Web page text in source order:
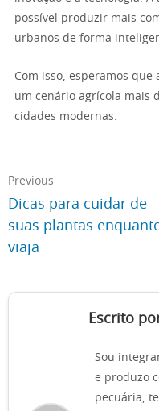
possível produzir mais
urbanos de forma
Com isso, esperamos que
um cenário agrícola mais
cidades modernas.
Previous
Dicas para cuidar de
suas plantas
viaja
Escrito
Sou
e produzo
pecuária,